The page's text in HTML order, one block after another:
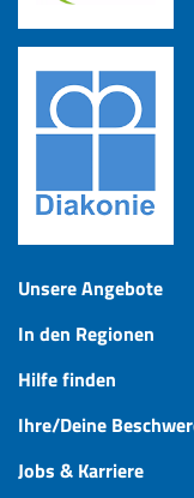
Unsere Angebote
In den Regionen
Hilfe finden
Ihre/Deine
Jobs & Karriere